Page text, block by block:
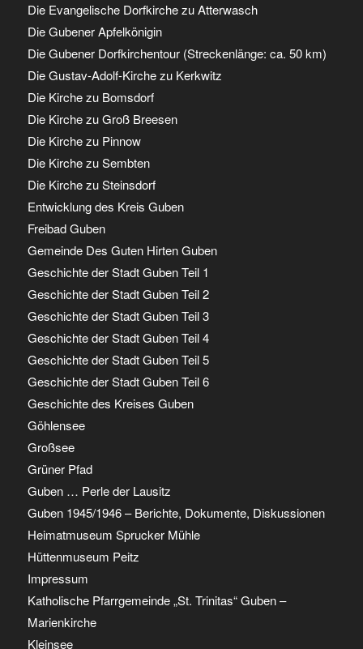
Die Evangelische Dorfkirche zu Atterwasch
Die Gubener Apfelkönigin
Die Gubener Dorfkirchentour (Streckenlänge: ca. 50 km)
Die Gustav-Adolf-Kirche zu Kerkwitz
Die Kirche zu Bomsdorf
Die Kirche zu Groß Breesen
Die Kirche zu Pinnow
Die Kirche zu Sembten
Die Kirche zu Steinsdorf
Entwicklung des Kreis Guben
Freibad Guben
Gemeinde Des Guten Hirten Guben
Geschichte der Stadt Guben Teil 1
Geschichte der Stadt Guben Teil 2
Geschichte der Stadt Guben Teil 3
Geschichte der Stadt Guben Teil 4
Geschichte der Stadt Guben Teil 5
Geschichte der Stadt Guben Teil 6
Geschichte des Kreises Guben
Göhlensee
Großsee
Grüner Pfad
Guben … Perle der Lausitz
Guben 1945/1946 – Berichte, Dokumente, Diskussionen
Heimatmuseum Sprucker Mühle
Hüttenmuseum Peitz
Impressum
Katholische Pfarrgemeinde „St. Trinitas“ Guben –
Marienkirche
Kleinsee